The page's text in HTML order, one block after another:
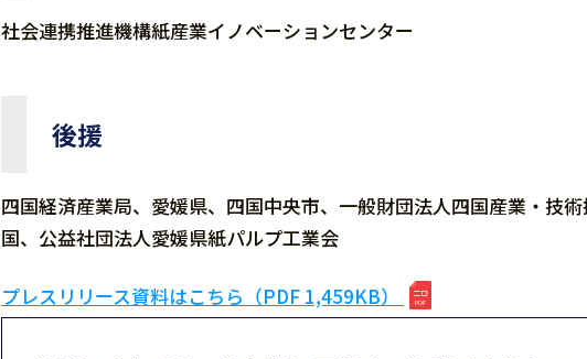
社会連携推進機構紙産業イノベーションセンター
後援
四国経済産業局、愛媛県、四国中央市、一般財団法人四国産業・技
国、公益社団法人愛媛県紙パルプ工業会
プレスリリース資料はこちら（PDF 1,459KB）